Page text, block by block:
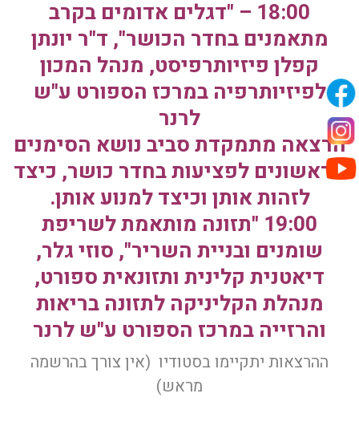
18:00 – "דגלים אדומים בקרב
מתאמנים בחדר הכושר", ד"ר יונתן
קפלן פיזיותרפיסט, מנהל המכון
לפיזיותרפיה במרכז הספורט ע"ש
לרנר
הרצאה מתמקדת סביב נושא הסימנים
הראשונים לפציעות בחדר כושר, כיצד
לזהות אותן וכיצד למנוע אותן.
19:00 "תזונה מותאמת לשריפת
שומנים ובניית השריר", סוזי גלר,
דיאטנית קלינית ותזונאית ספורט,
מנהלת הקליניקה לתזונה בריאות
והרזייה במרכז הספורט ע"ש לרנר
ההרצאות יתקיימו בסטודיו (אין צורך בהרשמה
מראש)